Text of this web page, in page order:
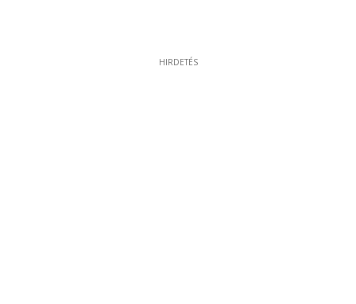
HIRDETÉS